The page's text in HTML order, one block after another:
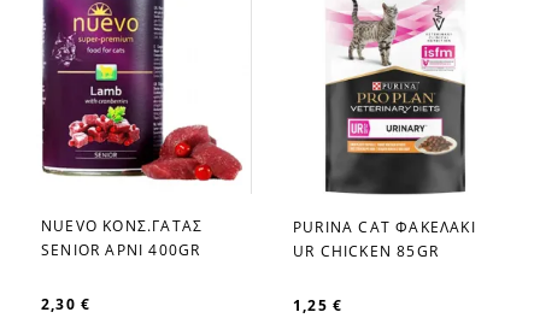
favorite_border
NUEVO ΚΟΝΣ.ΓΑΤΑΣ
SENIOR ΑΡΝΙ 400GR
2,30 €
favorite_border
PURINA CAT ΦΑΚΕΛΑΚΙ
UR CHICKEN 85GR
1,25 €